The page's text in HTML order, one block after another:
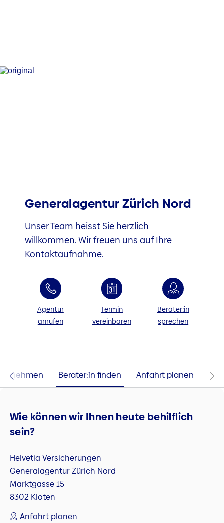
Generalagentur Zürich Nord
Unser Team heisst Sie herzlich
willkommen. Wir freuen uns auf Ihre
Kontaktaufnahme.
Agentur
anrufen
Termin
vereinbaren
Berater:in
sprechen
Berater:in finden Anfahrt planen
Wie können wir Ihnen heute behilflich
sein?
Helvetia Versicherungen
Generalagentur Zürich Nord
Marktgasse 15
8302 Kloten
Anfahrt planen